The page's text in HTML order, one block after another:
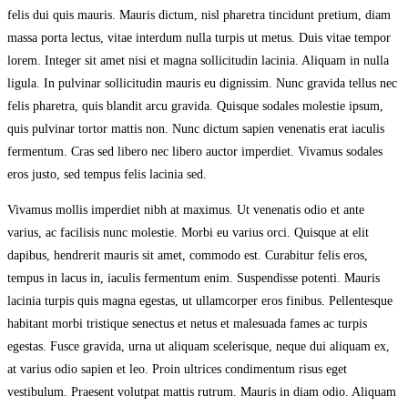
felis dui quis mauris. Mauris dictum, nisl pharetra tincidunt pretium, diam
massa porta lectus, vitae interdum nulla turpis ut metus. Duis vitae tempor
lorem. Integer sit amet nisi et magna sollicitudin lacinia. Aliquam in nulla
ligula. In pulvinar sollicitudin mauris eu dignissim. Nunc gravida tellus nec
felis pharetra, quis blandit arcu gravida. Quisque sodales molestie ipsum,
quis pulvinar tortor mattis non. Nunc dictum sapien venenatis erat iaculis
fermentum. Cras sed libero nec libero auctor imperdiet. Vivamus sodales
eros justo, sed tempus felis lacinia sed.
Vivamus mollis imperdiet nibh at maximus. Ut venenatis odio et ante
varius, ac facilisis nunc molestie. Morbi eu varius orci. Quisque at elit
dapibus, hendrerit mauris sit amet, commodo est. Curabitur felis eros,
tempus in lacus in, iaculis fermentum enim. Suspendisse potenti. Mauris
lacinia turpis quis magna egestas, ut ullamcorper eros finibus. Pellentesque
habitant morbi tristique senectus et netus et malesuada fames ac turpis
egestas. Fusce gravida, urna ut aliquam scelerisque, neque dui aliquam ex,
at varius odio sapien et leo. Proin ultrices condimentum risus eget
vestibulum. Praesent volutpat mattis rutrum. Mauris in diam odio. Aliquam